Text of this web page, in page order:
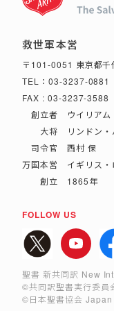
救世軍本営
〒101-0051 東京都
TEL：03-3237-0881
FAX : 03-3237-3588
創立者 ウイリアム
大将 リンドン・
司令官 西村 保
万国本営 イギリス・
創立 1865年
FOLLOW US
聖書 新共同訳 New
©共同訳聖書実行委員
©日本聖書協会